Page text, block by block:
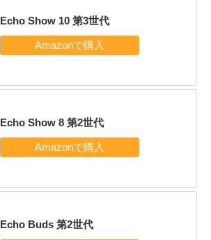
Echo Show 10 第3世代
Echo Show 8 第2世代
Echo Buds 第2世代